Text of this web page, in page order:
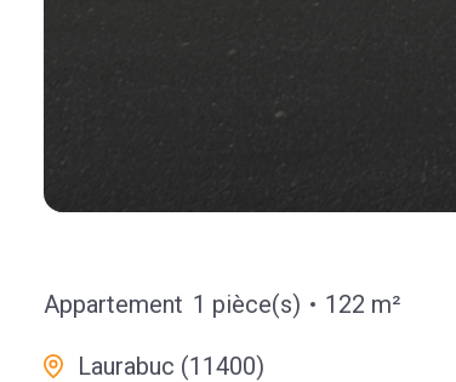
Appartement 1 pièce(s) 122 m²
Laurabuc (11400)